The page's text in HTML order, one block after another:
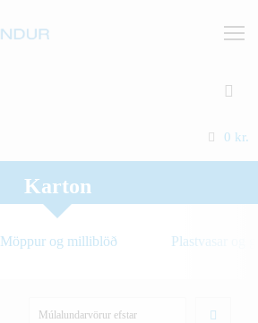
0 kr.
Karton
Möppur og milliblöð Plastvasar og